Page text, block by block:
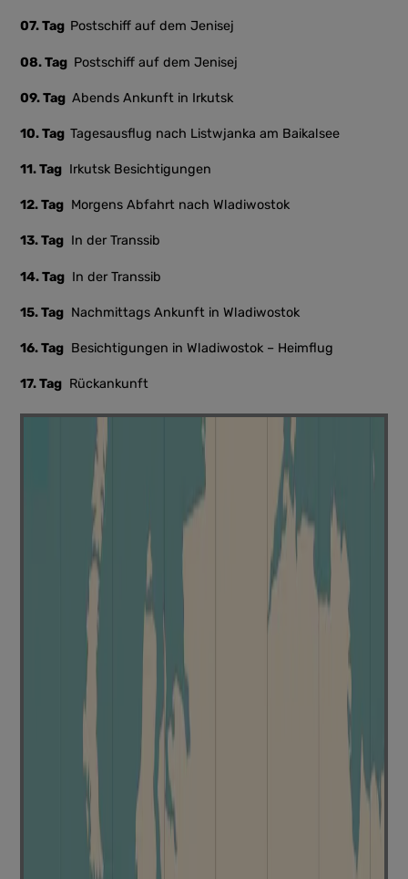
07. Tag Postschiff auf dem Jenisej
08. Tag Postschiff auf dem Jenisej
09. Tag Abends Ankunft in Irkutsk
10. TagTagesausflug nach Listwjanka am Baikalsee
11. Tag Irkutsk Besichtigungen
12. Tag Morgens Abfahrt nach Wladiwostok
13. Tag In der Transsib
14. Tag In der Transsib
15. Tag Nachmittags Ankunft in Wladiwostok
16. Tag Besichtigungen in Wladiwostok – Heimflug
17. Tag Rückankunft